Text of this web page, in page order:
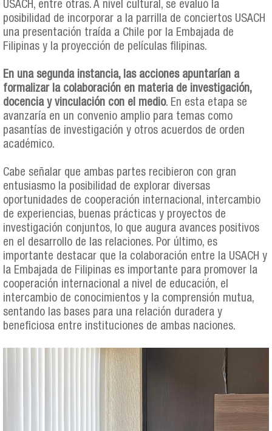
USACH, entre otras. A nivel cultural, se evaluó la
posibilidad de incorporar a la parrilla de conciertos USACH
una presentación traída a Chile por la Embajada de
Filipinas y la proyección de películas filipinas.
En una segunda instancia, las acciones apuntarían a
formalizar la colaboración en materia de investigación,
docencia y vinculación con el medio. En esta etapa se
avanzaría en un convenio amplio para temas como
pasantías de investigación y otros acuerdos de orden
académico.
Cabe señalar que ambas partes recibieron con gran
entusiasmo la posibilidad de explorar diversas
oportunidades de cooperación internacional, intercambio
de experiencias, buenas prácticas y proyectos de
investigación conjuntos, lo que augura avances positivos
en el desarrollo de las relaciones. Por último, es
importante destacar que la colaboración entre la USACH y
la Embajada de Filipinas es importante para promover la
cooperación internacional a nivel de educación, el
intercambio de conocimientos y la comprensión mutua,
sentando las bases para una relación duradera y
beneficiosa entre instituciones de ambas naciones.